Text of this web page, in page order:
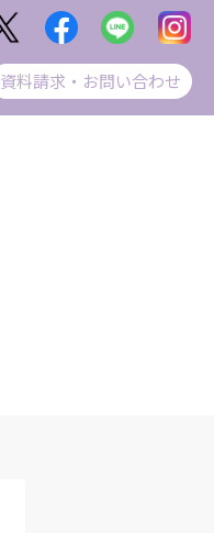
資料請求・お問い合わせ